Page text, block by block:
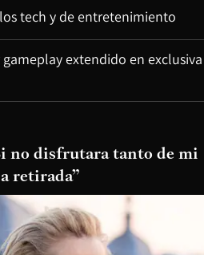
tech y de entretenimiento
gameplay extendido en exclusiva
no disfrutara tanto de mi
retirada”